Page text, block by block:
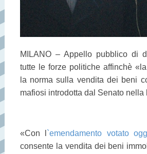
MILANO – Appello pubblico di
tutte le forze politiche affinchè
la norma sulla vendita dei beni
mafiosi introdotta dal Senato nella
«Con l `emendamento votato
consente la vendita dei beni